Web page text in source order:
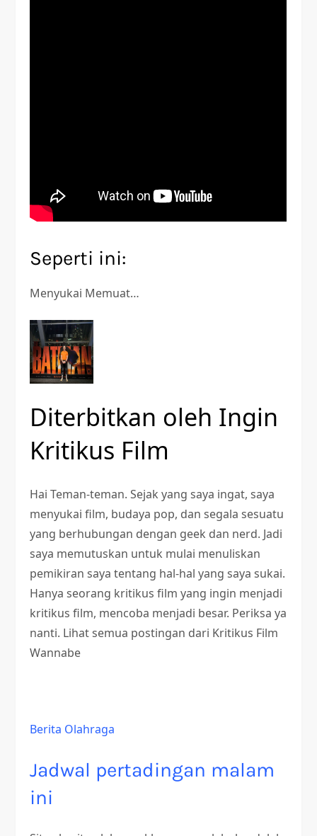
Seperti ini:
Menyukai Memuat…
Diterbitkan oleh Ingin
Kritikus Film
Hai Teman-teman. Sejak yang saya ingat, saya
menyukai film, budaya pop, dan segala sesuatu
yang berhubungan dengan geek dan nerd. Jadi
saya memutuskan untuk mulai menuliskan
pemikiran saya tentang hal-hal yang saya sukai.
Hanya seorang kritikus film yang ingin menjadi
kritikus film, mencoba menjadi besar. Periksa ya
nanti. Lihat semua postingan dari Kritikus Film
Wannabe
Berita Olahraga
Jadwal pertadingan malam
ini